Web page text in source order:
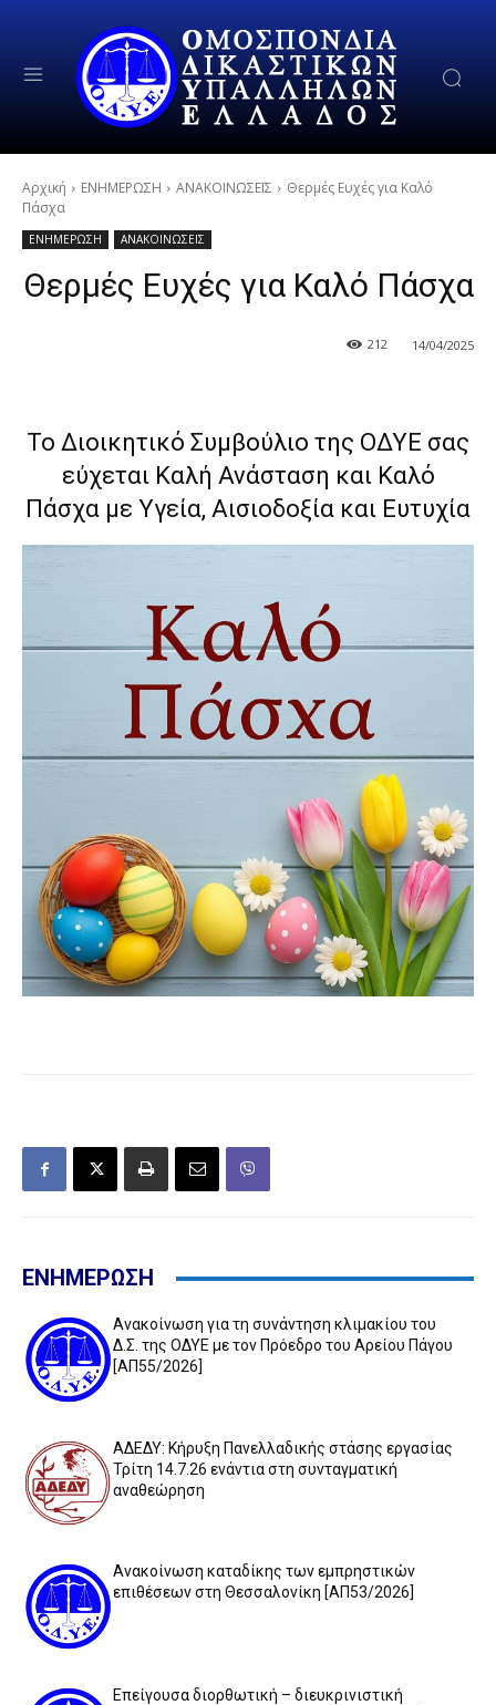
Αρχική ΕΝΗΜΕΡΩΣΗ ΑΝΑΚΟΙΝΩΣΕΙΣ
Θερμές Ευχές για Καλό
Πάσχα
ΕΝΗΜΕΡΩΣΗ ΑΝΑΚΟΙΝΩΣΕΙΣ
Θερμές Ευχές για Καλό Πάσχα
212 14/04/2025
Το Διοικητικό Συμβούλιο της ΟΔΥΕ σας
εύχεται Καλή Ανάσταση και Καλό
Πάσχα με Υγεία, Αισιοδοξία και Ευτυχία
ΕΝΗΜΕΡΩΣΗ
Ανακοίνωση για τη συνάντηση κλιμακίου του
Δ.Σ. της ΟΔΥΕ με τον Πρόεδρο του Αρείου Πάγου
[ΑΠ55/2026]
ΑΔΕΔΥ: Κήρυξη Πανελλαδικής στάσης εργασίας
Τρίτη 14.7.26 ενάντια στη συνταγματική
αναθεώρηση
Ανακοίνωση καταδίκης των εμπρηστικών
επιθέσεων στη Θεσσαλονίκη [ΑΠ53/2026]
Επείγουσα διορθωτική – διευκρινιστική